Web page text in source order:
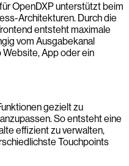
OpenDXP unterstützt beim
Architekturen. Durch die
entsteht maximale
vom Ausgabekanal
App oder ein
gezielt zu
So entsteht eine
effizient zu verwalten,
Touchpoints